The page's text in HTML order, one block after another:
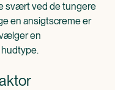
svært ved de tungere
en ansigtscreme er
en